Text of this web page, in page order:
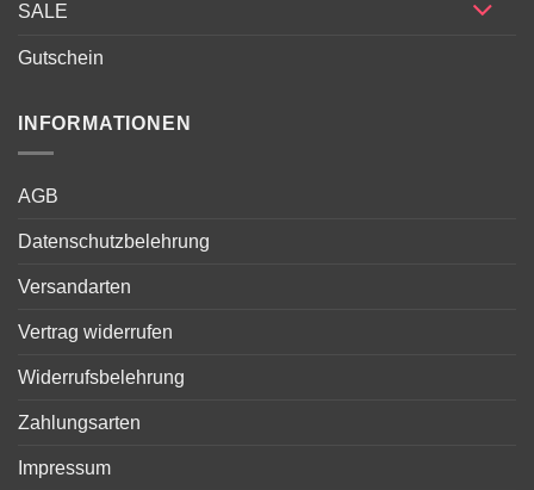
SALE
Gutschein
INFORMATIONEN
AGB
Datenschutzbelehrung
Versandarten
Vertrag widerrufen
Widerrufsbelehrung
Zahlungsarten
Impressum